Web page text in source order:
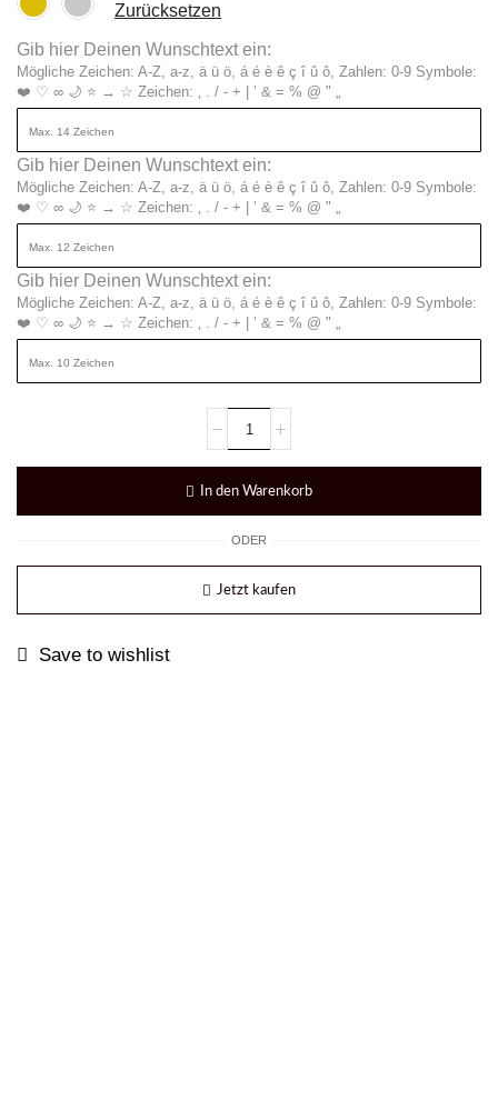
Zurücksetzen
Gib hier Deinen Wunschtext ein:
Mögliche Zeichen: A-Z, a-z, ä ü ö, á é è ê ç î û ô, Zahlen: 0-9 Symbole:
❤️ ♡ ∞ 🌙 ⭐ → ☆ Zeichen: ‚ . / - + | ’ & = % @ " „
Gib hier Deinen Wunschtext ein:
Mögliche Zeichen: A-Z, a-z, ä ü ö, á é è ê ç î û ô, Zahlen: 0-9 Symbole:
❤️ ♡ ∞ 🌙 ⭐ → ☆ Zeichen: ‚ . / - + | ’ & = % @ " „
Gib hier Deinen Wunschtext ein:
Mögliche Zeichen: A-Z, a-z, ä ü ö, á é è ê ç î û ô, Zahlen: 0-9 Symbole:
❤️ ♡ ∞ 🌙 ⭐ → ☆ Zeichen: ‚ . / - + | ’ & = % @ " „
In den Warenkorb
ODER
Jetzt kaufen
Save to wishlist